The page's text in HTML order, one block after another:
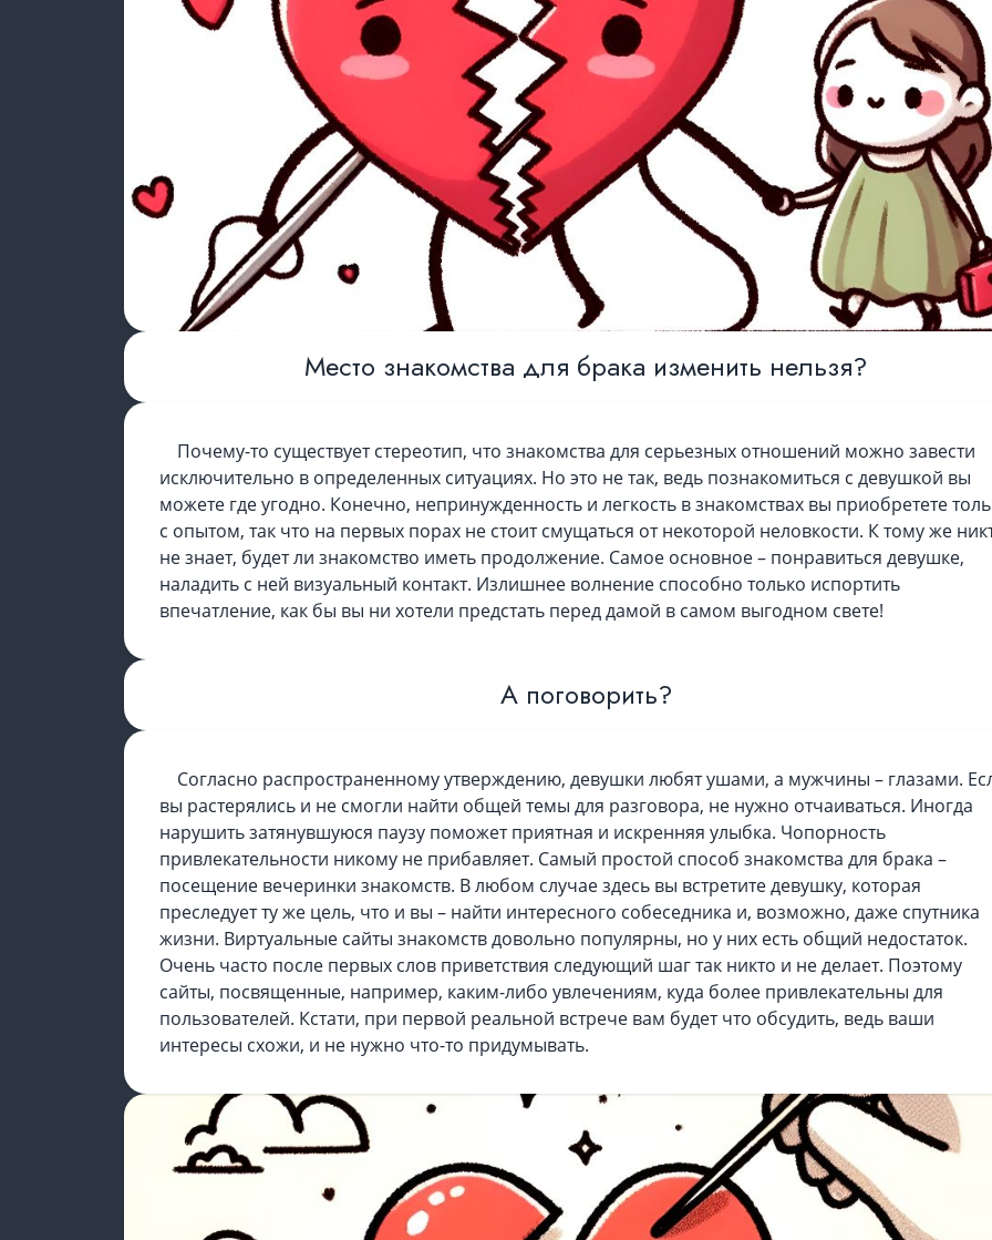
Место знакомства для брака изменить нельзя?
Почему-то существует стереотип, что знакомства для серьезных отношений можно завести
исключительно в определенных ситуациях. Но это не так, ведь познакомиться с девушкой вы
можете где угодно. Конечно, непринужденность и легкость в знакомствах вы приобретете
с опытом, так что на первых порах не стоит смущаться от некоторой неловкости. К тому же
не знает, будет ли знакомство иметь продолжение. Самое основное – понравиться девушке,
наладить с ней визуальный контакт. Излишнее волнение способно только испортить
впечатление, как бы вы ни хотели предстать перед дамой в самом выгодном свете!
А поговорить?
Согласно распространенному утверждению, девушки любят ушами, а мужчины – глазами.
вы растерялись и не смогли найти общей темы для разговора, не нужно отчаиваться. Иногда
нарушить затянувшуюся паузу поможет приятная и искренняя улыбка. Чопорность
привлекательности никому не прибавляет. Самый простой способ знакомства для брака –
посещение вечеринки знакомств. В любом случае здесь вы встретите девушку, которая
преследует ту же цель, что и вы – найти интересного собеседника и, возможно, даже спутника
жизни. Виртуальные сайты знакомств довольно популярны, но у них есть общий недостаток.
Очень часто после первых слов приветствия следующий шаг так никто и не делает. Поэтому
сайты, посвященные, например, каким-либо увлечениям, куда более привлекательны для
пользователей. Кстати, при первой реальной встрече вам будет что обсудить, ведь ваши
интересы схожи, и не нужно что-то придумывать.